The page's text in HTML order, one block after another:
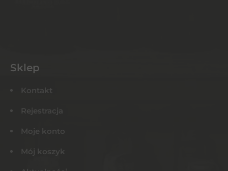
Sklep
Kontakt
Rejestracja
Moje konto
Mój koszyk